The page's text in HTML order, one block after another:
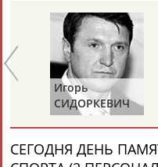
Каримжан
АБДРАХМАНОВ
Аделя
Рамазан
АБДУЛАЕВ
Тагир
АБДУЛАЕВ
Игорь
СИДОРКЕВИЧ
СЕГОДНЯ ДЕНЬ